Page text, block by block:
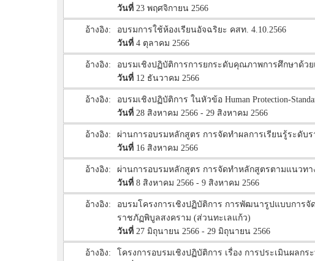
วันที่ 23 พฤศจิกายน 2566
อ้างอิง:
อบรมการใช้ห้องเรียนอัจฉริยะ คสท. 4.10.2566
วันที่ 4 ตุลาคม 2566
อ้างอิง:
อบรมเชิงปฏิบัติการการยกระดับคุณภาพการศึกษาด้
วันที่ 12 ธันวาคม 2566
อ้างอิง:
อบรมเชิงปฏิบัติการ ในหัวข้อ Human Protection-
วันที่ 28 สิงหาคม 2566 - 29 สิงหาคม 2566
อ้างอิง:
ผ่านการอบรมหลักสูตร การจัดทำผลการเรียนรู้ระดับร
วันที่ 16 สิงหาคม 2566
อ้างอิง:
ผ่านการอบรมหลักสูตร การจัดทําหลักสูตรตามแนวทา
วันที่ 8 สิงหาคม 2566 - 9 สิงหาคม 2566
อ้างอิง:
อบรมโครงการเชิงปฏิบัติการ การพัฒนารูปแบบการจั
ราชภัฏพิบูลสงคราม (ส่วนทะเลแก้ว)
วันที่ 27 มิถุนายน 2566 - 29 มิถุนายน 2566
อ้างอิง: โครงการอบรมเชิงปฏิบัติการ เรื่อง การประเมินผล